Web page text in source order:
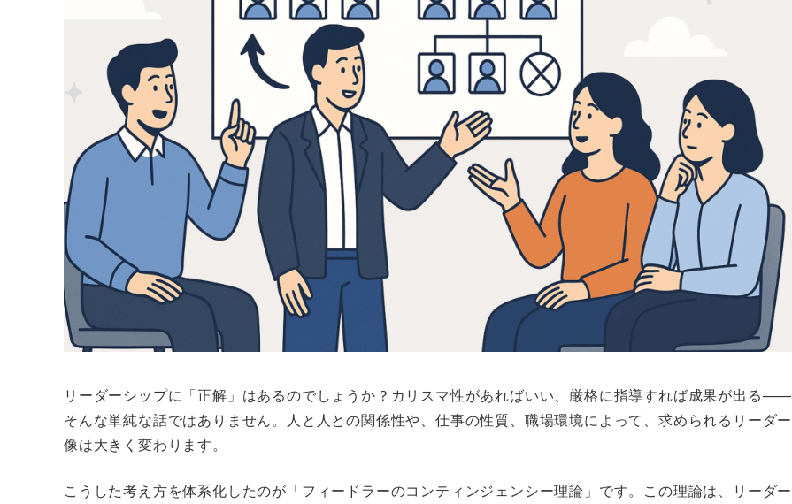
リーダーシップに「正解」はあるのでしょうか？カリスマ性があればいい、厳格に指導すれば成果が出る——
そんな単純な話ではありません。人と人との関係性や、仕事の性質、職場環境によって、求められるリーダー
像は大きく変わります。
こうした考え方を体系化したのが「フィードラーのコンティンジェンシー理論」です。この理論は、リーダー